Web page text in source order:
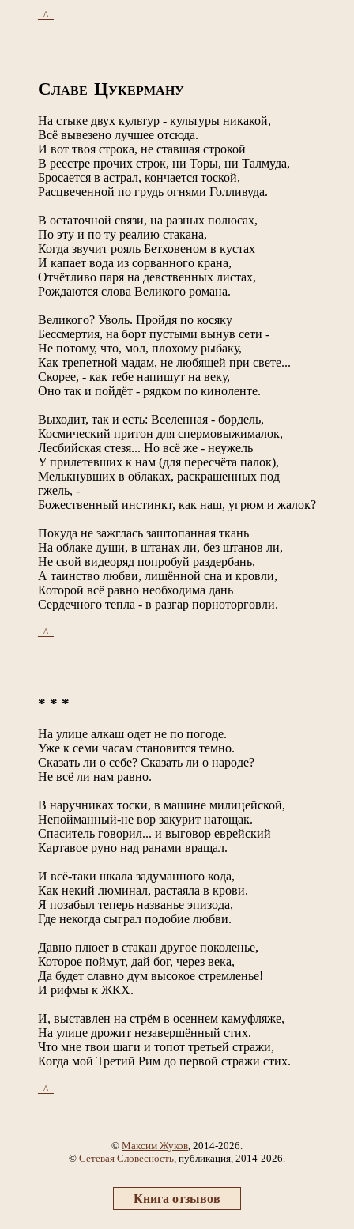
_^_
СЛАВЕ ЦУКЕРМАНУ
На стыке двух культур - культуры никакой,
Всё вывезено лучшее отсюда.
И вот твоя строка, не ставшая строкой
В реестре прочих строк, ни Торы, ни Талмуда,
Бросается в астрал, кончается тоской,
Расцвеченной по грудь огнями Голливуда.
В остаточной связи, на разных полюсах,
По эту и по ту реалию стакана,
Когда звучит рояль Бетховеном в кустах
И капает вода из сорванного крана,
Отчётливо паря на девственных листах,
Рождаются слова Великого романа.
Великого? Уволь. Пройдя по косяку
Бессмертия, на борт пустыми вынув сети -
Не потому, что, мол, плохому рыбаку,
Как трепетной мадам, не любящей при свете...
Скорее, - как тебе напишут на веку,
Оно так и пойдёт - рядком по киноленте.
Выходит, так и есть: Вселенная - бордель,
Космический притон для спермовыжималок,
Лесбийская стезя... Но всё же - неужель
У прилетевших к нам (для пересчёта палок),
Мелькнувших в облаках, раскрашенных под
гжель, -
Божественный инстинкт, как наш, угрюм и жалок?
Покуда не зажглась заштопанная ткань
На облаке души, в штанах ли, без штанов ли,
Не свой видеоряд попробуй раздербань,
А таинство любви, лишённой сна и кровли,
Которой всё равно необходима дань
Сердечного тепла - в разгар порноторговли.
_^_
* * *
На улице алкаш одет не по погоде.
Уже к семи часам становится темно.
Сказать ли о себе? Сказать ли о народе?
Не всё ли нам равно.
В наручниках тоски, в машине милицейской,
Непойманный-не вор закурит натощак.
Спаситель говорил... и выговор еврейский
Картавое руно над ранами вращал.
И всё-таки шкала задуманного кода,
Как некий люминал, растаяла в крови.
Я позабыл теперь названье эпизода,
Где некогда сыграл подобие любви.
Давно плюет в стакан другое поколенье,
Которое поймут, дай бог, через века,
Да будет славно дум высокое стремленье!
И рифмы к ЖКХ.
И, выставлен на стрём в осеннем камуфляже,
На улице дрожит незавершённый стих.
Что мне твои шаги и топот третьей стражи,
Когда мой Третий Рим до первой стражи стих.
_^_
© Максим Жуков, 2014-2026.
© Сетевая Словесность, публикация, 2014-2026.
Книга отзывов